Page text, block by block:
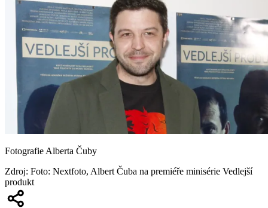
Fotografie Alberta Čuby
Zdroj: Foto: Nextfoto, Albert Čuba na premiéře minisérie Vedlejší
produkt